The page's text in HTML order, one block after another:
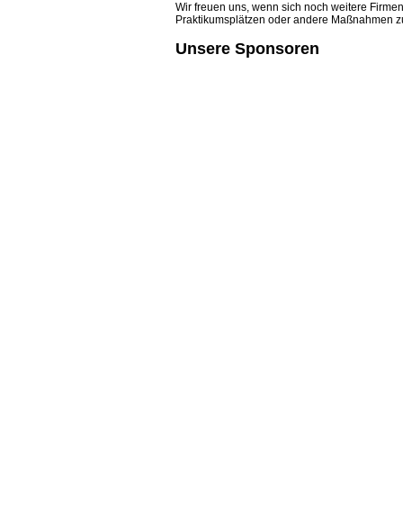
Wir freuen uns, wenn sich noch weitere
Praktikumsplätzen oder andere Maßnahmen
Unsere Sponsoren